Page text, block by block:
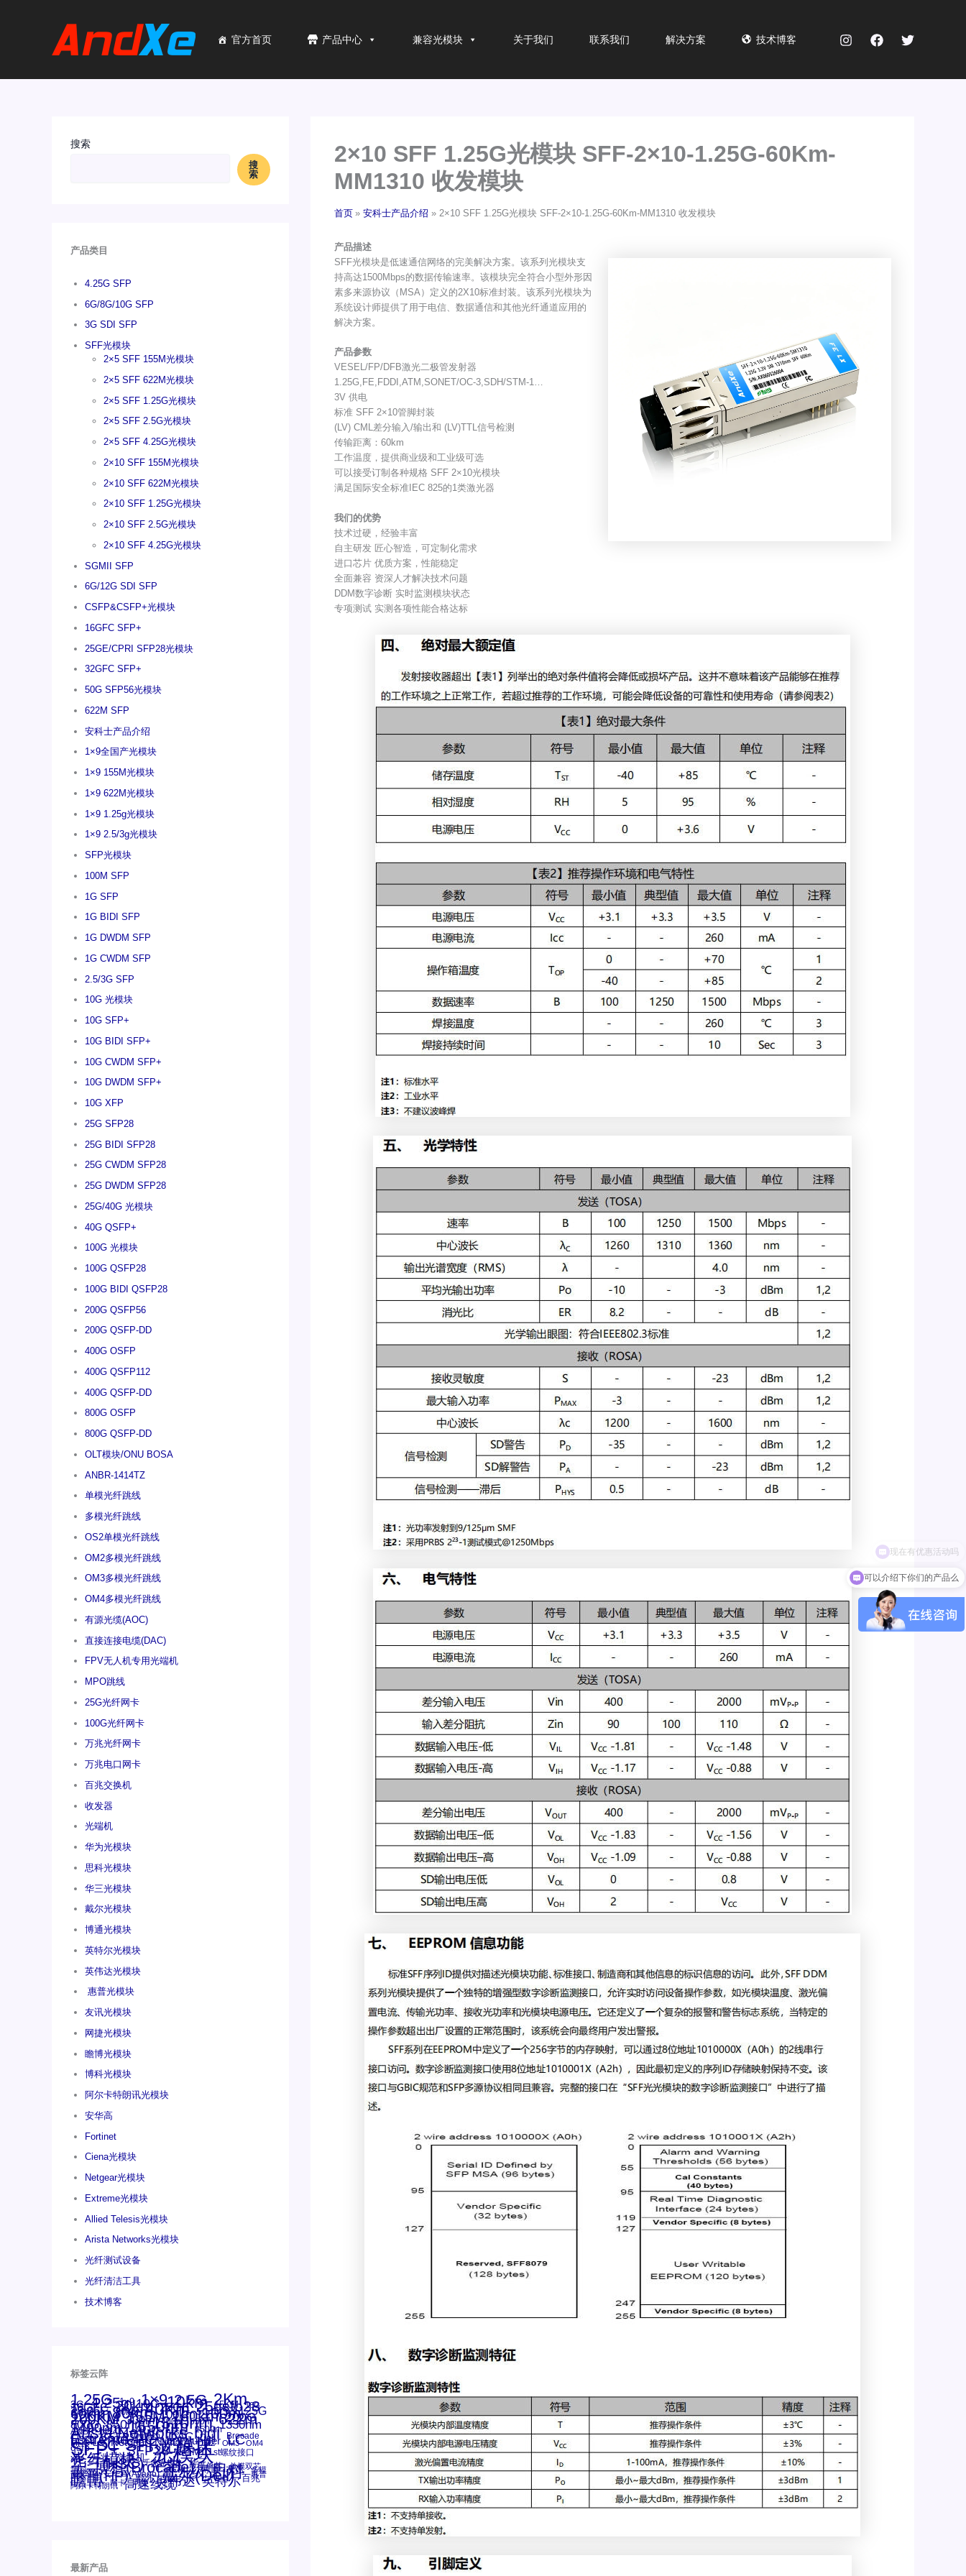
官方首页 产品中心 兼容光模块 关于我们 联系我们 解决方案 技术博客
搜索
搜
索
产品类目
4.25G SFP
6G/8G/10G SFP
3G SDI SFP
SFF光模块
2×5 SFF 155M光模块
2×5 SFF 622M光模块
2×5 SFF 1.25G光模块
2×5 SFF 2.5G光模块
2×5 SFF 4.25G光模块
2×10 SFF 155M光模块
2×10 SFF 622M光模块
2×10 SFF 1.25G光模块
2×10 SFF 2.5G光模块
2×10 SFF 4.25G光模块
SGMII SFP
6G/12G SDI SFP
CSFP&CSFP+光模块
16GFC SFP+
25GE/CPRI SFP28光模块
32GFC SFP+
50G SFP56光模块
622M SFP
安科士产品介绍
1×9全国产光模块
1×9 155M光模块
1×9 622M光模块
1×9 1.25g光模块
1×9 2.5/3g光模块
SFP光模块
100M SFP
1G SFP
1G BIDI SFP
1G DWDM SFP
1G CWDM SFP
2.5/3G SFP
10G 光模块
10G SFP+
10G BIDI SFP+
10G CWDM SFP+
10G DWDM SFP+
10G XFP
25G SFP28
25G BIDI SFP28
25G CWDM SFP28
25G DWDM SFP28
25G/40G 光模块
40G QSFP+
100G 光模块
100G QSFP28
100G BIDI QSFP28
200G QSFP56
200G QSFP-DD
400G OSFP
400G QSFP112
400G QSFP-DD
800G OSFP
800G QSFP-DD
OLT模块/ONU BOSA
ANBR-1414TZ
单模光纤跳线
多模光纤跳线
OS2单模光纤跳线
OM2多模光纤跳线
OM3多模光纤跳线
OM4多模光纤跳线
有源光缆(AOC)
直接连接电缆(DAC)
FPV无人机专用光端机
MPO跳线
25G光纤网卡
100G光纤网卡
万兆光纤网卡
万兆电口网卡
百兆交换机
收发器
光端机
华为光模块
思科光模块
华三光模块
戴尔光模块
博通光模块
英特尔光模块
英伟达光模块
惠普光模块
友讯光模块
网捷光模块
瞻博光模块
博科光模块
阿尔卡特朗讯光模块
安华高
Fortinet
Ciena光模块
Netgear光模块
Extreme光模块
Allied Telesis光模块
Arista Networks光模块
光纤测试设备
光纤清洁工具
技术博客
标签云阵
1.25G 1x9 1×9 2.5G 2Km
3G 4.25g 10G 10km 15KM 16G
16GFC 20km 25GE 25gsfp28
28.05G 30km 40Km 50m 53.125G
60km 80km 100km 100m
120KM 155M 160km 200G
200KM 300m 400m 550m 622m
800G 850nm 1310nm 1330nm
1490nm 1550nm 2500m
ANBR-1414TZ AOC Arista
Arista Networks bidi Brocade
Cisco CSFP光模块 DAC Dell
Extreme FC Intel Juniper LC
MPO-LC Netgear NVIDIA OM2 OM3 OM4
qsfp SC SFF光模块
SFP+ SFP28 SGMII st螺纹接口
xfp 万兆 交换机 光模块
光纤模块 千兆光模块 华三
华三(H3C) 华为 单模单芯 单模双芯
博科 博科(Brocade) 博通 友讯 多模
安华高 安华高(Avago) 工业级 思科 惠普
惠普(HP) 戴尔 戴尔(Dell) 百兆
瞻博 网卡 网捷 英伟达 英特尔
阿尔卡特朗讯 高速线缆
最新产品
2×10 SFF 1.25G光模块 SFF-2×10-1.25G-60Km-
MM1310 收发模块
首页 安科士产品介绍 2×10 SFF 1.25G光模块 SFF-2×10-1.25G-60Km-MM1310 收发模块
产品描述
SFF光模块是低速通信网络的完美解决方案。该系列光模块支
持高达1500Mbps的数据传输速率。该模块完全符合小型外形因
素多来源协议（MSA）定义的2X10标准封装。该系列光模块为
系统设计师提供了用于电信、数据通信和其他光纤通道应用的
解决方案。
产品参数
VESEL/FP/DFB激光二极管发射器
1.25G,FE,FDDI,ATM,SONET/OC-3,SDH/STM-1…
3V 供电
标准 SFF 2×10管脚封装
(LV) CML差分输入/输出和 (LV)TTL信号检测
传输距离：60km
工作温度，提供商业级和工业级可选
可以接受订制各种规格 SFF 2×10光模块
满足国际安全标准IEC 825的1类激光器
我们的优势
技术过硬，经验丰富
自主研发 匠心智造，可定制化需求
进口芯片 优质方案，性能稳定
全面兼容 资深人才解决技术问题
DDM数字诊断 实时监测模块状态
专项测试 实测各项性能合格达标
可以介绍下你们的产品么